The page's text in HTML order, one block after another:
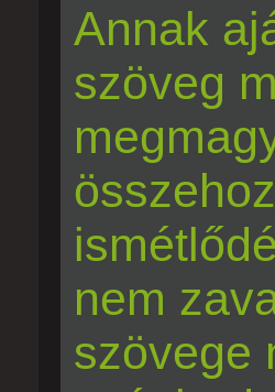
Annak
szöveg
nem
szövege